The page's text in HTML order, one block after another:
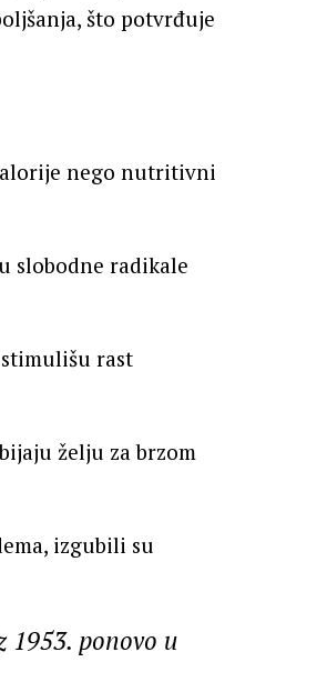
što potvrđuje
nego nutritivni
slobodne radikale
rast
želju za brzom
izgubili su
ponovo u